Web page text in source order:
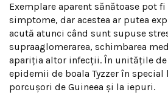
Exemplare aparent sănătoase pot
simptome, dar acestea ar putea
acută atunci când sunt supuse
supraaglomerarea, schimbarea
apariția altor infecții. În unitățile
epidemii de boala Tyzzer în
porcușori de Guineea și la iepuri.